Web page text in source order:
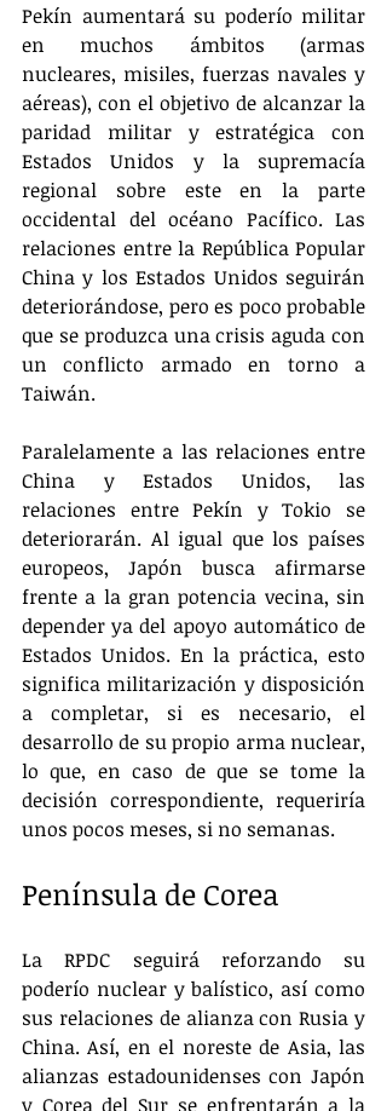
Pekín aumentará su poderío militar
en muchos ámbitos (armas
nucleares, misiles, fuerzas navales y
aéreas), con el objetivo de alcanzar la
paridad militar y estratégica con
Estados Unidos y la supremacía
regional sobre este en la parte
occidental del océano Pacífico. Las
relaciones entre la República Popular
China y los Estados Unidos seguirán
deteriorándose, pero es poco probable
que se produzca una crisis aguda con
un conflicto armado en torno a
Taiwán.
Paralelamente a las relaciones entre
China y Estados Unidos, las
relaciones entre Pekín y Tokio se
deteriorarán. Al igual que los países
europeos, Japón busca afirmarse
frente a la gran potencia vecina, sin
depender ya del apoyo automático de
Estados Unidos. En la práctica, esto
significa militarización y disposición
a completar, si es necesario, el
desarrollo de su propio arma nuclear,
lo que, en caso de que se tome la
decisión correspondiente, requeriría
unos pocos meses, si no semanas.
Península de Corea
La RPDC seguirá reforzando su
poderío nuclear y balístico, así como
sus relaciones de alianza con Rusia y
China. Así, en el noreste de Asia, las
alianzas estadounidenses con Japón
y Corea del Sur se enfrentarán a la